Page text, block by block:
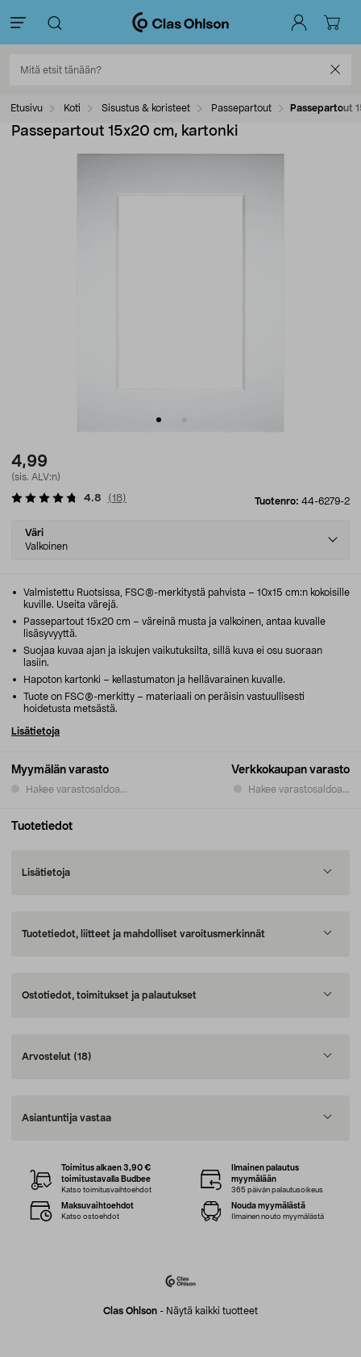
Etusivu Koti Sisustus & koristeet Passepartout Passepartout
Passepartout 15x20 cm, kartonki
4,99
(sis. ALV:n)
Tuotenro: 44-6279-2
4.8 (18)
Select
variant
Väri
Valkoinen
Myymälän varasto
Hakee varastosaldoa...
Verkkokaupan varasto
Hakee varastosaldoa...
Valmistettu Ruotsissa, FSC®-merkitystä pahvista – 10x15 cm:n kokoisille
kuville. Useita värejä.
Passepartout 15x20 cm – väreinä musta ja valkoinen, antaa kuvalle
lisäsyvyyttä.
Suojaa kuvaa ajan ja iskujen vaikutuksilta, sillä kuva ei osu suoraan
lasiin.
Hapoton kartonki – kellastumaton ja hellävarainen kuvalle.
Tuote on FSC®-merkitty – materiaali on peräisin vastuullisesti
hoidetusta metsästä.
Lisätietoja
Tuotetiedot
Lisätietoja
Tuotetiedot, liitteet ja mahdolliset varoitusmerkinnät
Ostotiedot, toimitukset ja palautukset
Arvostelut (18)
Asiantuntija vastaa
Clas Ohlson - Näytä kaikki tuotteet
Toimitus alkaen 3,90 €
toimitustavalla Budbee
Katso toimitusvaihtoehdot
Ilmainen palautus
myymälään
365 päivän palautusoikeus
Maksuvaihtoehdot
Katso ostoehdot
Nouda myymälästä
Ilmainen nouto myymälästä